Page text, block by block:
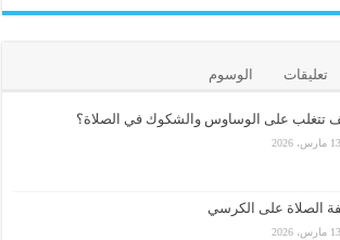
تعليقات الوسوم
تتغلب على الوساوس والشكوك في الصلاة؟
13 مارس، 2026
الصلاة على الكرسي
13 مارس، 2026